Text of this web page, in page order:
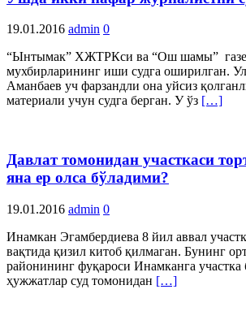
19.01.2016 admin 0
“Ынтымак” ХЖТРКси ва “Ош шамы”
мухбирларининг иши судга оширилган.
Аманбаев уч фарзандли она уйсиз
материали учун судга берган. У ўз […]
Давлат томонидан участкаси
яна ер олса бўладими?
19.01.2016 admin 0
Инамкан Эгамбердиева 8 йил аввал
вақтида қизил китоб қилмаган. Бунинг
районининг фуқароси Инамканга участка
ҳужжатлар суд томонидан […]